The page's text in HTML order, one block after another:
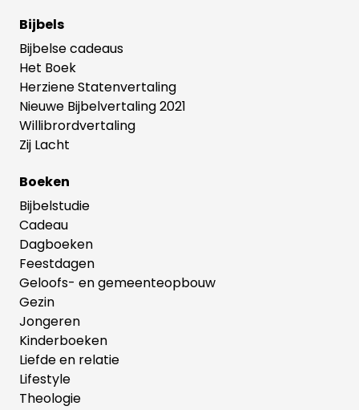
Bijbels
Bijbelse cadeaus
Het Boek
Herziene Statenvertaling
Nieuwe Bijbelvertaling 2021
Willibrordvertaling
Zij Lacht
Boeken
Bijbelstudie
Cadeau
Dagboeken
Feestdagen
Geloofs- en gemeenteopbouw
Gezin
Jongeren
Kinderboeken
Liefde en relatie
Lifestyle
Theologie